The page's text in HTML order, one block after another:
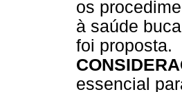
os
à saúde
foi proposta.
essencial